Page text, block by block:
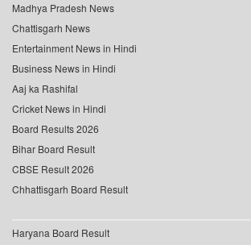
Madhya Pradesh News
Chattisgarh News
Entertainment News in Hindi
Business News in Hindi
Aaj ka Rashifal
Cricket News in Hindi
Board Results 2026
Bihar Board Result
CBSE Result 2026
Chhattisgarh Board Result
Haryana Board Result